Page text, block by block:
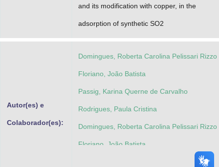
and its modification with copper, in the
adsorption of synthetic SO2
Autor(es) e
Colaborador(es):
Domingues, Roberta Carolina Pelissari Rizzo
Floriano, João Batista
Passig, Karina Querne de Carvalho
Rodrigues, Paula Cristina
Domingues, Roberta Carolina Pelissari Rizzo
Floriano, João Batista